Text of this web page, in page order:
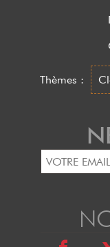
Thèmes :